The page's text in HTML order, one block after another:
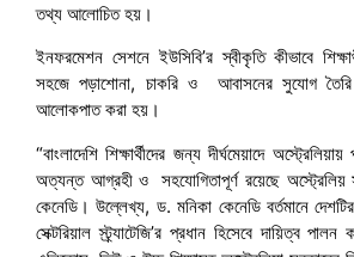
তথ্য আলোচিত হয়।
ইনফরমেশন সেশনে ইউসিবি’র স্বীকৃতি কীভাবে
সহজে পড়াশোনা, চাকরি ও আবাসনের সুযোগ
আলোকপাত করা হয়।
“বাংলাদেশি শিক্ষার্থীদের জন্য দীর্ঘমেয়াদে
অত্যন্ত আগ্রহী ও সহযোগিতাপূর্ণ রয়েছে অস্ট্রেলিয়
কেনেডি। উল্লেখ্য, ড. মনিকা কেনেডি বর্তমানে
সেক্টরিয়াল স্ট্র্যাটেজি’র প্রধান হিসেবে দায়িত্ব